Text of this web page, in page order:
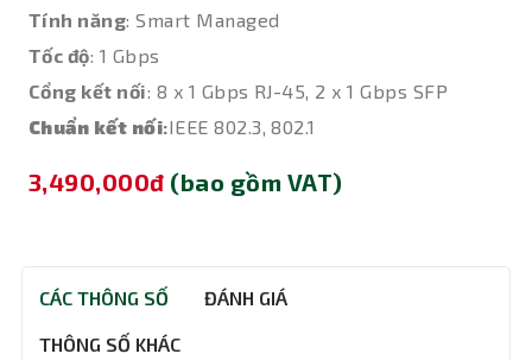
Tính năng: Smart Managed
Tốc độ: 1 Gbps
Cổng kết nối: 8 x 1 Gbps RJ-45, 2 x 1 Gbps SFP
Chuẩn kết nối:IEEE 802.3, 802.1
3,490,000đ (bao gồm VAT)
CÁC THÔNG SỐ ĐÁNH GIÁ
THÔNG SỐ KHÁC